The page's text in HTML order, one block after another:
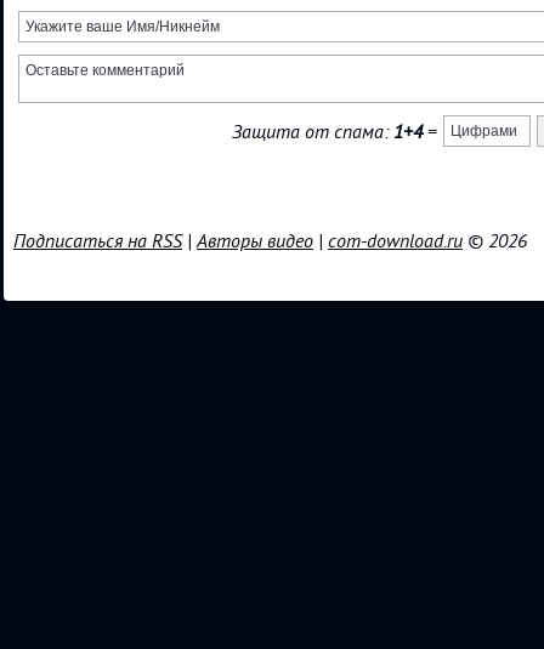
Защита от спама: 1+4=
Подписаться на RSS|Авторы видео | com-download.ru © 2026